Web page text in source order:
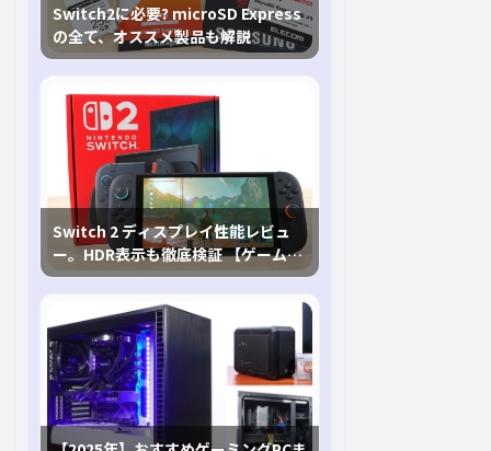
Switch2に必要? microSD Express
の全て、オススメ製品も解説
Switch 2 ディスプレイ性能レビュ
ー。HDR表示も徹底検証 【ゲームに
おけるHDRの未来を切り開く1台！】